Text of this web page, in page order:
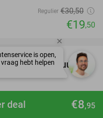
€8,95
deal
Regulier €30,50
€19,50
35%
chopper (3 uur) +